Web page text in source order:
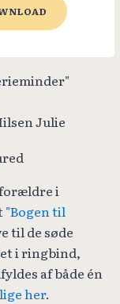
Julie
i
"Bogen til
til de søde
i ringbind,
af både én
lige her.